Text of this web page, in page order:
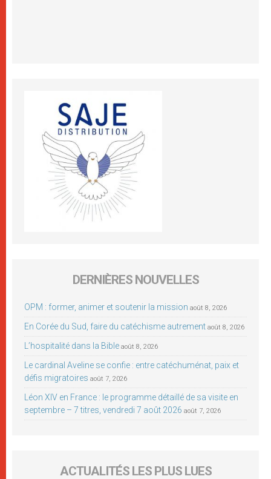
DERNIÈRES NOUVELLES
OPM : former, animer et soutenir la mission août 8, 2026
En Corée du Sud, faire du catéchisme autrement août 8, 2026
L’hospitalité dans la Bible août 8, 2026
Le cardinal Aveline se confie : entre catéchuménat, paix et
défis migratoires août 7, 2026
Léon XIV en France : le programme détaillé de sa visite en
septembre – 7 titres, vendredi 7 août 2026 août 7, 2026
ACTUALITÉS LES PLUS LUES